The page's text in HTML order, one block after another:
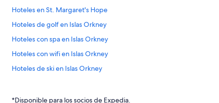
Hoteles en St. Margaret's Hope
Hoteles de golf en Islas Orkney
Hoteles con spa en Islas Orkney
Hoteles con wifi en Islas Orkney
Hoteles de ski en Islas Orkney
Hoteles históricos en Islas Orkney
*Disponible para los socios de Expedia.